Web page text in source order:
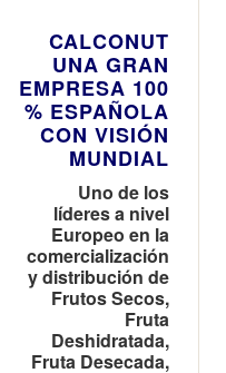
CALCONUT
UNA GRAN
EMPRESA 100
% ESPAÑOLA
CON VISIÓN
MUNDIAL
Uno de los
líderes a nivel
Europeo en la
comercialización
y distribución de
Frutos Secos,
Fruta
Deshidratada,
Fruta Desecada,